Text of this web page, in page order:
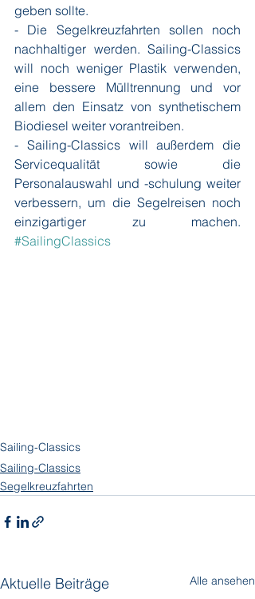
geben sollte.
- Die Segelkreuzfahrten sollen noch
nachhaltiger werden. Sailing-Classics
will noch weniger Plastik verwenden,
eine bessere Mülltrennung und vor
allem den Einsatz von synthetischem
Biodiesel weiter vorantreiben.
- Sailing-Classics will außerdem die
Servicequalität sowie die
Personalauswahl und -schulung weiter
verbessern, um die Segelreisen noch
#SailingClassics
Sailing-Classics
Sailing-Classics
Segelkreuzfahrten
Aktuelle Beiträge Alle ansehen